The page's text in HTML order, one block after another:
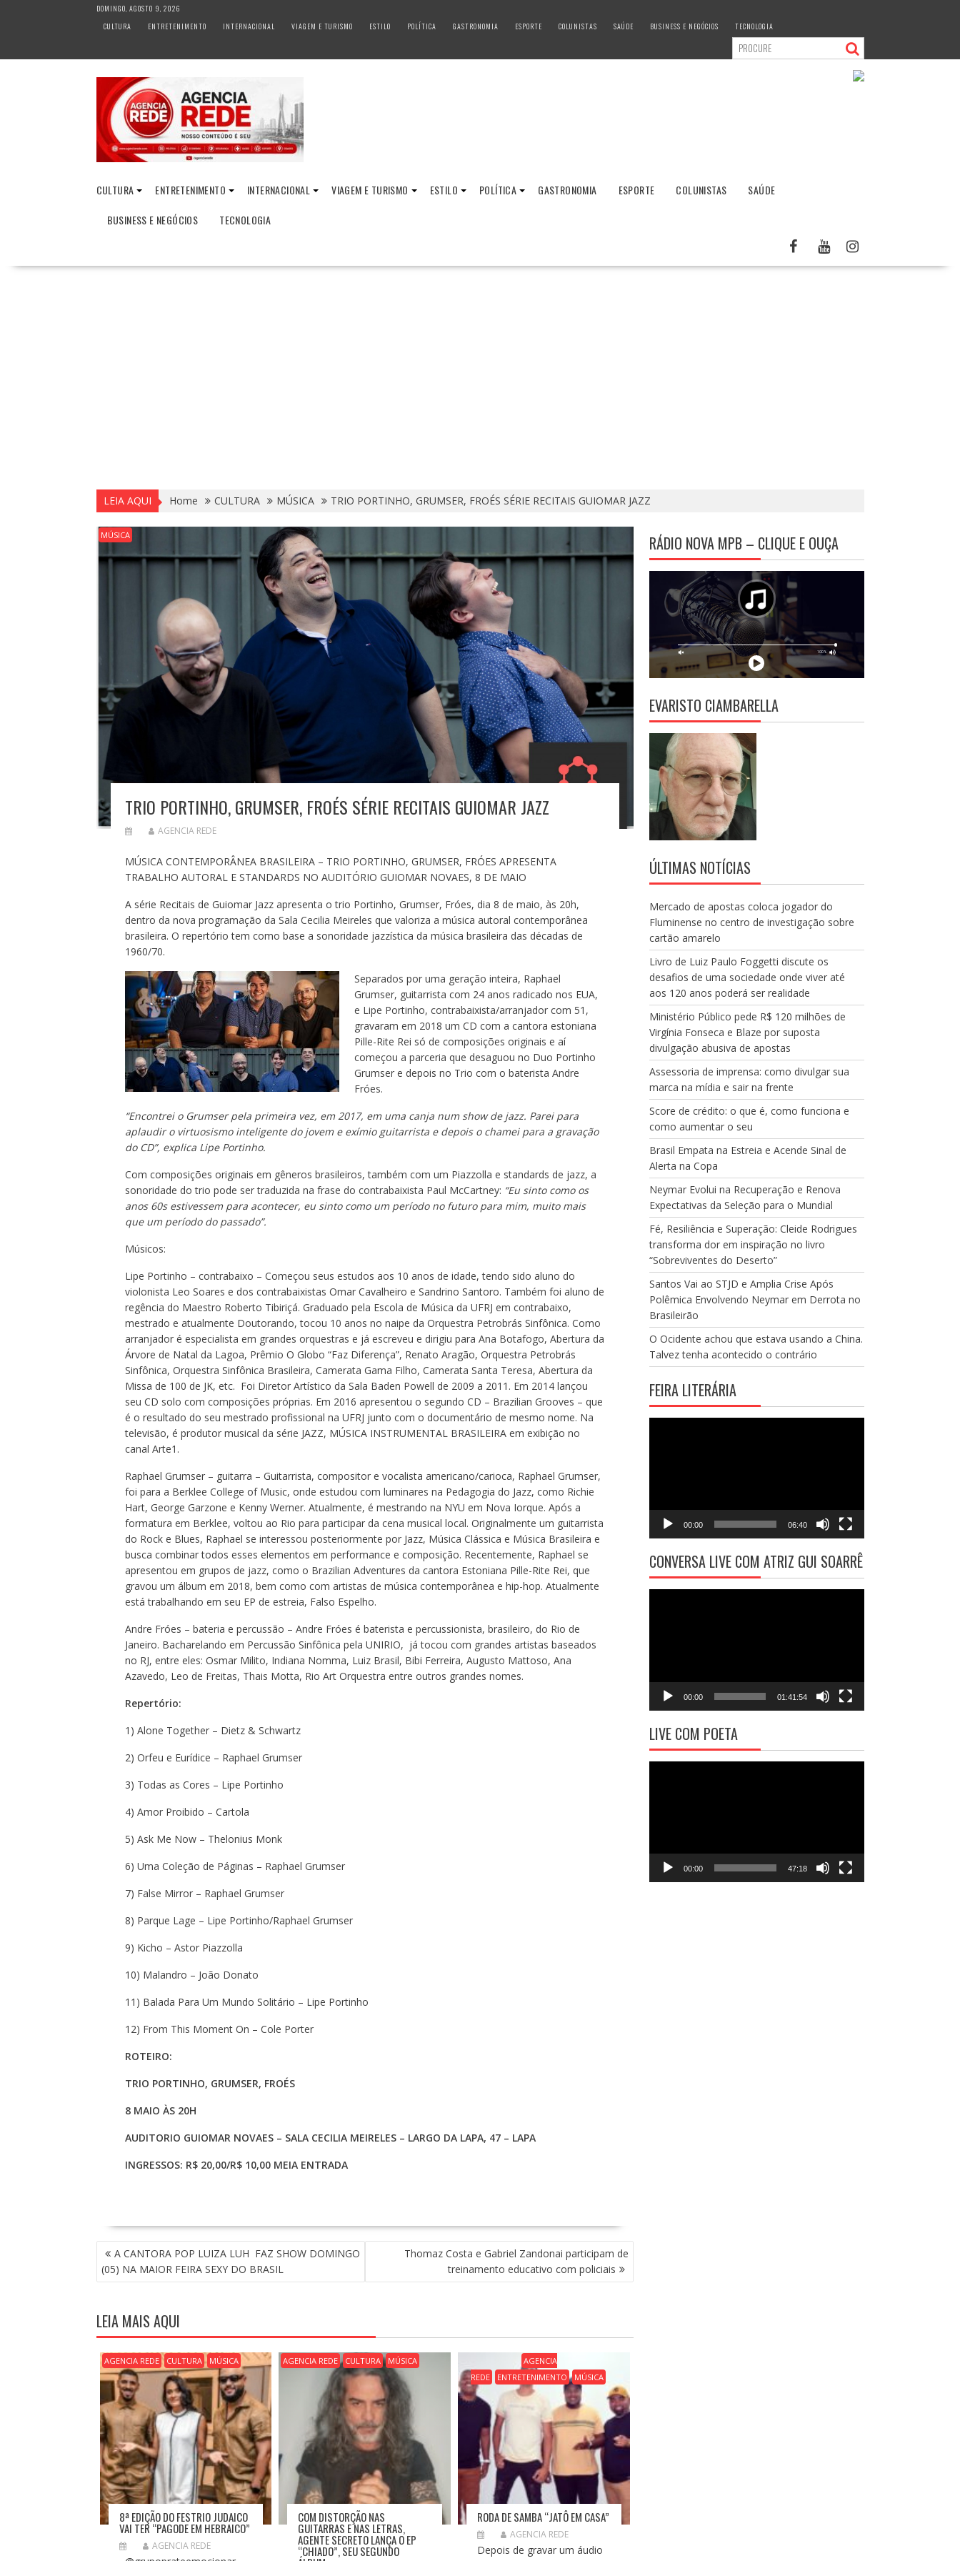
DOMINGO, AGOSTO 9, 2026
CULTURA
ENTRETENIMENTO INTERNACIONAL VIAGEM E TURISMO ESTILO POLÍTICA GASTRONOMIA ESPORTE COLUNISTAS SAÚDE BUSINESS E NEGÓCIOS TECNOLOGIA
CULTURA ENTRETENIMENTO INTERNACIONAL VIAGEM E TURISMO ESTILO POLÍTICA GASTRONOMIA ESPORTE COLUNISTAS
SAÚDE
BUSINESS E NEGÓCIOS
TECNOLOGIA
LEIA AQUI Home CULTURA MÚSICA TRIO PORTINHO, GRUMSER, FROÉS SÉRIE RECITAIS GUIOMAR JAZZ
MÚSICA
TRIO PORTINHO, GRUMSER, FROÉS SÉRIE RECITAIS GUIOMAR JAZZ
AGENCIA REDE
MÚSICA CONTEMPORÂNEA BRASILEIRA – TRIO PORTINHO, GRUMSER, FRÓES APRESENTA
TRABALHO AUTORAL E STANDARDS NO AUDITÓRIO GUIOMAR NOVAES, 8 DE MAIO
A série Recitais de Guiomar Jazz apresenta o trio Portinho, Grumser, Fróes, dia 8 de maio, às 20h,
dentro da nova programação da Sala Cecilia Meireles que valoriza a música autoral contemporânea
brasileira. O repertório tem como base a sonoridade jazzística da música brasileira das décadas de
1960/70.
Separados por uma geração inteira, Raphael
Grumser, guitarrista com 24 anos radicado nos EUA,
e Lipe Portinho, contrabaixista/arranjador com 51,
gravaram em 2018 um CD com a cantora estoniana
Pille-Rite Rei só de composições originais e aí
começou a parceria que desaguou no Duo Portinho
Grumser e depois no Trio com o baterista Andre
Fróes.
“Encontrei o Grumser pela primeira vez, em 2017, em uma canja num show de jazz. Parei para
aplaudir o virtuosismo inteligente do jovem e exímio guitarrista e depois o chamei para a gravação
do CD”, explica Lipe Portinho.
Com composições originais em gêneros brasileiros, também com um Piazzolla e standards de jazz, a
sonoridade do trio pode ser traduzida na frase do contrabaixista Paul McCartney: “Eu sinto como os
anos 60s estivessem para acontecer, eu sinto como um período no futuro para mim, muito mais
que um período do passado”.
Músicos:
Lipe Portinho – contrabaixo – Começou seus estudos aos 10 anos de idade, tendo sido aluno do
violonista Leo Soares e dos contrabaixistas Omar Cavalheiro e Sandrino Santoro. Também foi aluno de
regência do Maestro Roberto Tibiriçá. Graduado pela Escola de Música da UFRJ em contrabaixo,
mestrado e atualmente Doutorando, tocou 10 anos no naipe da Orquestra Petrobrás Sinfônica. Como
arranjador é especialista em grandes orquestras e já escreveu e dirigiu para Ana Botafogo, Abertura da
Árvore de Natal da Lagoa, Prêmio O Globo “Faz Diferença”, Renato Aragão, Orquestra Petrobrás
Sinfônica, Orquestra Sinfônica Brasileira, Camerata Gama Filho, Camerata Santa Teresa, Abertura da
Missa de 100 de JK, etc. Foi Diretor Artístico da Sala Baden Powell de 2009 a 2011. Em 2014 lançou
seu CD solo com composições próprias. Em 2016 apresentou o segundo CD – Brazilian Grooves – que
é o resultado do seu mestrado profissional na UFRJ junto com o documentário de mesmo nome. Na
televisão, é produtor musical da série JAZZ, MÚSICA INSTRUMENTAL BRASILEIRA em exibição no
canal Arte1.
Raphael Grumser – guitarra – Guitarrista, compositor e vocalista americano/carioca, Raphael Grumser,
foi para a Berklee College of Music, onde estudou com luminares na Pedagogia do Jazz, como Richie
Hart, George Garzone e Kenny Werner. Atualmente, é mestrando na NYU em Nova Iorque. Após a
formatura em Berklee, voltou ao Rio para participar da cena musical local. Originalmente um guitarrista
do Rock e Blues, Raphael se interessou posteriormente por Jazz, Música Clássica e Música Brasileira e
busca combinar todos esses elementos em performance e composição. Recentemente, Raphael se
apresentou em grupos de jazz, como o Brazilian Adventures da cantora Estoniana Pille-Rite Rei, que
gravou um álbum em 2018, bem como com artistas de música contemporânea e hip-hop. Atualmente
está trabalhando em seu EP de estreia, Falso Espelho.
Andre Fróes – bateria e percussão – Andre Fróes é baterista e percussionista, brasileiro, do Rio de
Janeiro. Bacharelando em Percussão Sinfônica pela UNIRIO, já tocou com grandes artistas baseados
no RJ, entre eles: Osmar Milito, Indiana Nomma, Luiz Brasil, Bibi Ferreira, Augusto Mattoso, Ana
Azavedo, Leo de Freitas, Thais Motta, Rio Art Orquestra entre outros grandes nomes.
Repertório:
1) Alone Together – Dietz & Schwartz
2) Orfeu e Eurídice – Raphael Grumser
3) Todas as Cores – Lipe Portinho
4) Amor Proibido – Cartola
5) Ask Me Now – Thelonius Monk
6) Uma Coleção de Páginas – Raphael Grumser
7) False Mirror – Raphael Grumser
8) Parque Lage – Lipe Portinho/Raphael Grumser
9) Kicho – Astor Piazzolla
10) Malandro – João Donato
11) Balada Para Um Mundo Solitário – Lipe Portinho
12) From This Moment On – Cole Porter
ROTEIRO:
TRIO PORTINHO, GRUMSER, FROÉS
8 MAIO ÀS 20H
AUDITORIO GUIOMAR NOVAES – SALA CECILIA MEIRELES – LARGO DA LAPA, 47 – LAPA
INGRESSOS: R$ 20,00/R$ 10,00 MEIA ENTRADA
N
A
V
G
A
Ç
Ã
O
E
P
O
S
T
A CANTORA POP LUIZA LUH FAZ SHOW DOMINGO
(05) NA MAIOR FEIRA SEXY DO BRASIL
Thomaz Costa e Gabriel Zandonai participam de
treinamento educativo com policiais
LEIA MAIS AQUI
AGENCIA REDE CULTURA MÚSICA
8ª EDIÇÃO DO FESTRIO JUDAICO
VAI TER “PAGODE EM HEBRAICO”
AGENCIA REDE
AGENCIA REDE CULTURA MÚSICA
COM DISTORÇÃO NAS
GUITARRAS E NAS LETRAS,
AGENTE SECRETO LANÇA O EP
“CHIADO”, SEU SEGUNDO
AGENCIA
REDE
ENTRETENIMENTO MÚSICA
RODA DE SAMBA “JATÔ EM CASA”
AGENCIA REDE
Depois de gravar um áudio
RÁDIO NOVA MPB – CLIQUE E OUÇA
EVARISTO CIAMBARELLA
ÚLTIMAS NOTÍCIAS
Mercado de apostas coloca jogador do
Fluminense no centro de investigação sobre
cartão amarelo
Livro de Luiz Paulo Foggetti discute os
desafios de uma sociedade onde viver até
aos 120 anos poderá ser realidade
Ministério Público pede R$ 120 milhões de
Virgínia Fonseca e Blaze por suposta
divulgação abusiva de apostas
Assessoria de imprensa: como divulgar sua
marca na mídia e sair na frente
Score de crédito: o que é, como funciona e
como aumentar o seu
Brasil Empata na Estreia e Acende Sinal de
Alerta na Copa
Neymar Evolui na Recuperação e Renova
Expectativas da Seleção para o Mundial
Fé, Resiliência e Superação: Cleide Rodrigues
transforma dor em inspiração no livro
“Sobreviventes do Deserto”
Santos Vai ao STJD e Amplia Crise Após
Polêmica Envolvendo Neymar em Derrota no
Brasileirão
O Ocidente achou que estava usando a China.
Talvez tenha acontecido o contrário
FEIRA LITERÁRIA
00:00 06:40
CONVERSA LIVE COM ATRIZ GUI SOARRÊ
00:00 01:41:54
LIVE COM POETA
00:00 47:18